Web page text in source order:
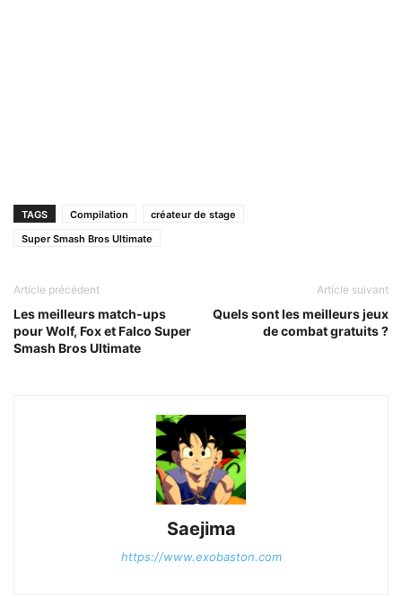
TAGS Compilation
créateur de stage
Super Smash Bros Ultimate
Article précédent
Les meilleurs match-ups
pour Wolf, Fox et Falco Super
Smash Bros Ultimate
Article suivant
Quels sont les meilleurs jeux
de combat gratuits ?
Saejima
https://www.exobaston.com